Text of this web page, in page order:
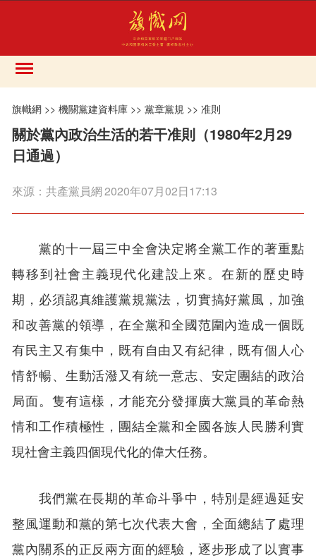
旗幟網 >>機關黨建資料庫 >>黨章黨規 >>准則
關於黨內政治生活的若干准則（1980年2月29
日通過）
來源：共產黨員網2020年07月02日17:13
黨的十一屆三中全會決定將全黨工作的著重點
轉移到社會主義現代化建設上來。在新的歷史時
期，必須認真維護黨規黨法，切實搞好黨風，加強
和改善黨的領導，在全黨和全國范圍內造成一個既
有民主又有集中，既有自由又有紀律，既有個人心
情舒暢、生動活潑又有統一意志、安定團結的政治
局面。隻有這樣，才能充分發揮廣大黨員的革命熱
情和工作積極性，團結全黨和全國各族人民勝利實
現社會主義四個現代化的偉大任務。
我們黨在長期的革命斗爭中，特別是經過延安
整風運動和黨的第七次代表大會，全面總結了處理
黨內關系的正反兩方面的經驗，逐步形成了以實事